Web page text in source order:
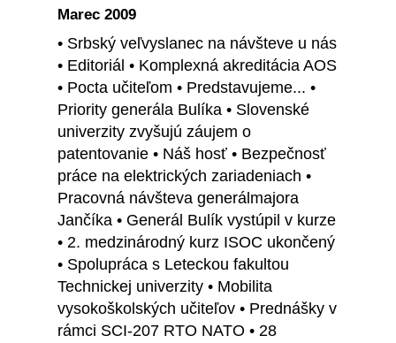
Marec 2009
• Srbský veľvyslanec na návšteve u nás
• Editoriál • Komplexná akreditácia AOS
• Pocta učiteľom • Predstavujeme... •
Priority generála Bulíka • Slovenské
univerzity zvyšujú záujem o
patentovanie • Náš hosť • Bezpečnosť
práce na elektrických zariadeniach •
Pracovná návšteva generálmajora
Jančíka • Generál Bulík vystúpil v kurze
• 2. medzinárodný kurz ISOC ukončený
• Spolupráca s Leteckou fakultou
Technickej univerzity • Mobilita
vysokoškolských učiteľov • Prednášky v
rámci SCI-207 RTO NATO • 28